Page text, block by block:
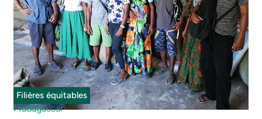
Filières équitables
Madagascar